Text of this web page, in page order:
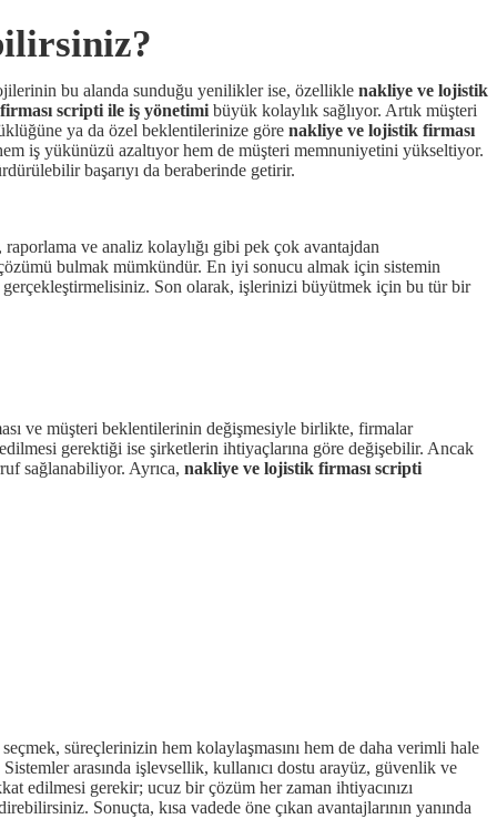
bu alanda sunduğu yenilikler ise, özellikle nakliye ve lojistik
scripti ile iş yönetimi büyük kolaylık sağlıyor. Artık müşteri
ya da özel beklentilerinize göre nakliye ve lojistik firması
iş yükünüzü azaltıyor hem de müşteri memnuniyetini yükseltiyor.
başarıyı da beraberinde getirir.
ve analiz kolaylığı gibi pek çok avantajdan
bulmak mümkündür. En iyi sonucu almak için sistemin
gerçekleştirmelisiniz. Son olarak, işlerinizi büyütmek için bu tür bir
ve müşteri beklentilerinin değişmesiyle birlikte, firmalar
gerektiği ise şirketlerin ihtiyaçlarına göre değişebilir. Ancak
sağlanabiliyor. Ayrıca, nakliye ve lojistik firması scripti
süreçlerinizin hem kolaylaşmasını hem de daha verimli hale
arasında işlevsellik, kullanıcı dostu arayüz, güvenlik ve
edilmesi gerekir; ucuz bir çözüm her zaman ihtiyacınızı
Sonuçta, kısa vadede öne çıkan avantajlarının yanında